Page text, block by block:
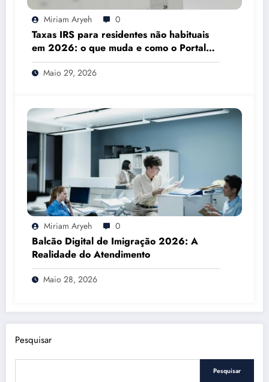
Miriam Aryeh 0
Taxas IRS para residentes não habituais
em 2026: o que muda e como o Portal
das Finanças pode ajudar
Maio 29, 2026
Miriam Aryeh 0
Balcão Digital de Imigração 2026: A
Realidade do Atendimento
Maio 28, 2026
Pesquisar
Pesquisar